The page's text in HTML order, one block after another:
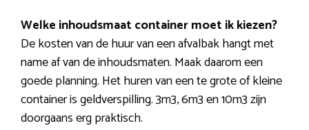
Welke inhoudsmaat container moet ik kiezen?
De kosten van de huur van een afvalbak hangt met
name af van de inhoudsmaten. Maak daarom een
goede planning. Het huren van een te grote of kleine
container is geldverspilling. 3m3, 6m3 en 10m3 zijn
doorgaans erg praktisch.